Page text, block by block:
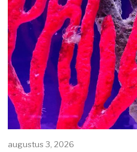
augustus 3, 2026